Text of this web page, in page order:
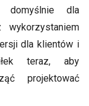
domyślnie dla
dla klientów i
teraz, aby
projektować